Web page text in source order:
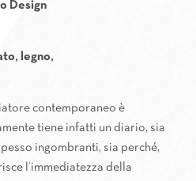
Design
legno,
contemporaneo è
tiene infatti un diario, sia
ingombranti, sia perché,
l’immediatezza della